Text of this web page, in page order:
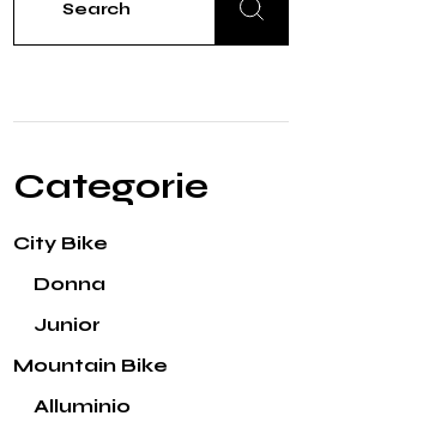
Categorie
City Bike
Donna
Junior
Mountain Bike
Alluminio